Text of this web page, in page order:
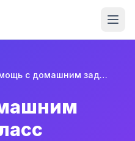
Помощь с домашним заданием 7 класс